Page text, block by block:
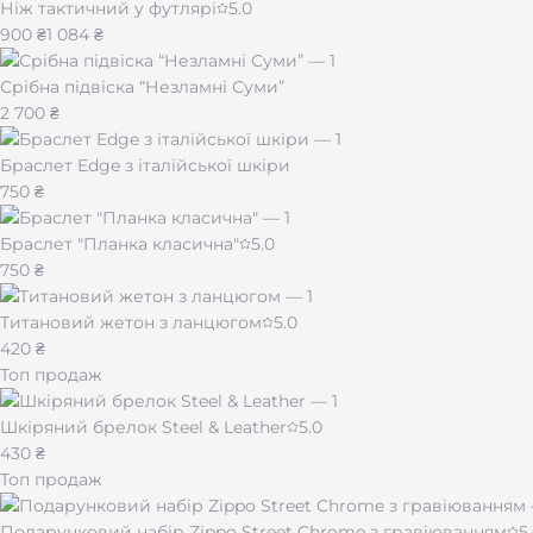
Ніж тактичний у футлярі
5.0
900 ₴1 084 ₴
Срібна підвіска “Незламні Суми”
2 700 ₴
Браслет Edge з італійської шкіри
750 ₴
Браслет "Планка класична"
5.0
750 ₴
Титановий жетон з ланцюгом
5.0
420 ₴
Топ продаж
Шкіряний брелок Steel & Leather
5.0
430 ₴
Топ продаж